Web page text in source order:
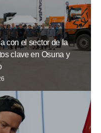
con el sector de la
clave en Osuna y